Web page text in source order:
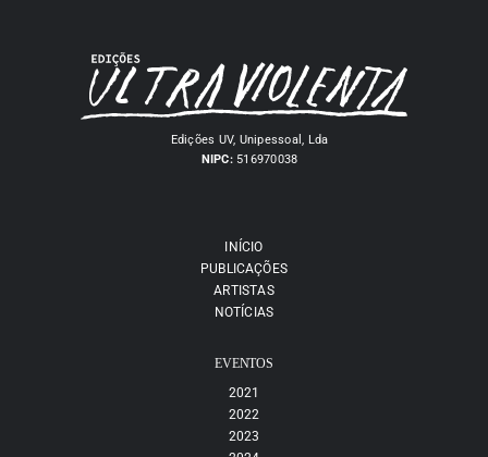
Edições UV, Unipessoal, Lda
NIPC:516970038
INÍCIO
PUBLICAÇÕES
ARTISTAS
NOTÍCIAS
EVENTOS
2021
2022
2023